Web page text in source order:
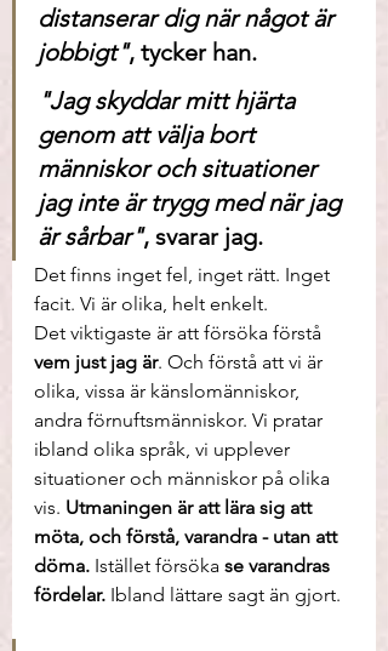
distanserar dig när något är
jobbigt", tycker han.
"Jag skyddar mitt hjärta
genom att välja bort
människor och situationer
jag inte är trygg med när jag
är sårbar", svarar jag.
Det finns inget fel, inget rätt. Inget
facit. Vi är olika, helt enkelt.
Det viktigaste är att försöka förstå
vem just jag är. Och förstå att vi är
olika, vissa är känslomänniskor,
andra förnuftsmänniskor. Vi pratar
ibland olika språk, vi upplever
situationer och människor på olika
vis. Utmaningen är att lära sig att
möta, och förstå, varandra - utan att
döma. Istället försöka se varandras
fördelar. Ibland lättare sagt än gjort.